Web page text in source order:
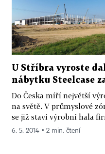
U Stříbra vyroste
nábytku Steelcase
Do Česka míří největší
na světě. V průmyslové
se již staví výrobní hala
6. 5. 2014 ▪ 2 min. čtení